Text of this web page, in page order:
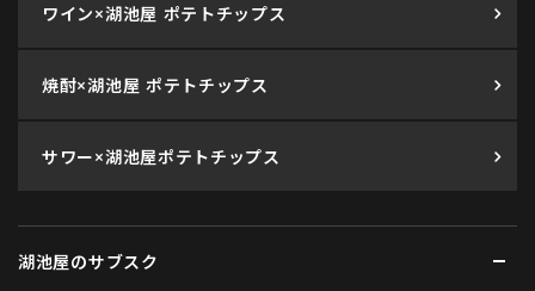
ワイン×湖池屋 ポテトチップス
焼酎×湖池屋 ポテトチップス
サワー×湖池屋ポテトチップス
湖池屋のサブスク